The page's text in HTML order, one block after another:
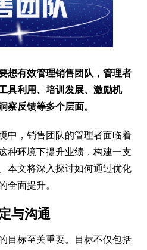
想有效管理销售团队，管理者
具利用、培训发展、激励机
察反馈等多个层面。
中，销售团队的管理者面临着
种环境下提升业绩，构建一支
本文将深入探讨如何通过优化
全面提升。
与沟通
目标至关重要。目标不仅包括